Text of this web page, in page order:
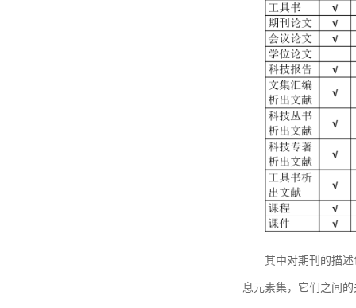
其中对期刊的描
息元素集，它们之间